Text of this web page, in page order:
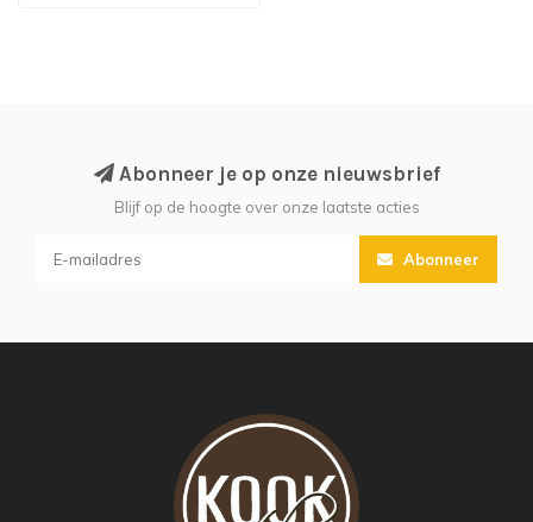
Abonneer je op onze nieuwsbrief
Blijf op de hoogte over onze laatste acties
Abonneer